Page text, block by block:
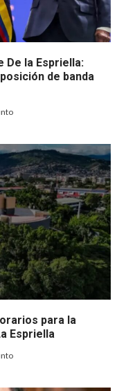
De la Espriella:
de banda
para la
Espriella